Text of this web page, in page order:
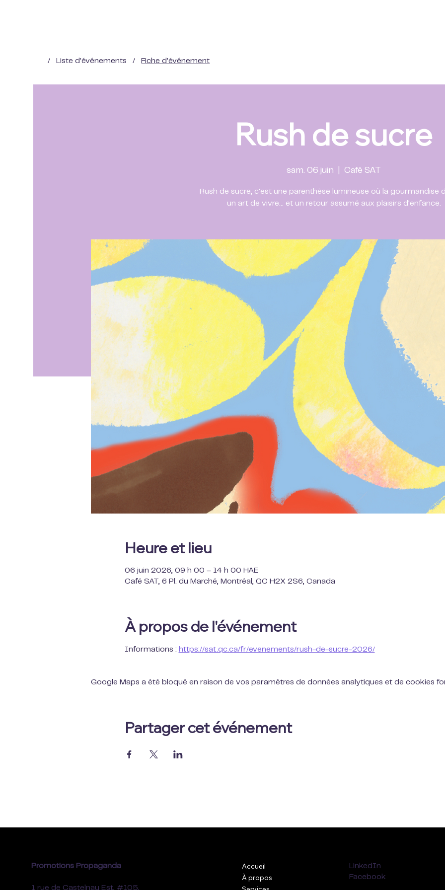
/ Liste d'événements / Fiche d'événement
Rush de sucre
sam. 06 juin Café SAT
Rush de sucre, c’est une parenthèse lumineuse où la gourmandise
un art de vivre… et un retour assumé aux plaisirs d’enfance.
Heure et lieu
06 juin 2026, 09 h 00 – 14 h 00 HAE
Café SAT, 6 Pl. du Marché, Montréal, QC H2X 2S6, Canada
À propos de l'événement
Informations : https://sat.qc.ca/fr/evenements/rush-de-sucre-2026/
Google Maps a été bloqué en raison de vos paramètres de données analytiques et de cookies
Partager cet événement
Promotions Propaganda
1 rue de Castelnau Est, #105,
Accueil
À propos
LinkedIn
Facebook